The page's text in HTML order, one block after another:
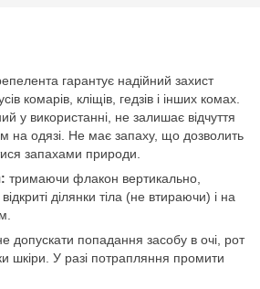
гарантує надійний захист
комарів, кліщів, гедзів і інших комах.
у використанні, не залишає відчуття
на одязі. Не має запаху, що дозволить
запахами природи.
тримаючи флакон вертикально,
ділянки тіла (не втираючи) і на
допускати попадання засобу в очі, рот
шкіри. У разі потрапляння промити